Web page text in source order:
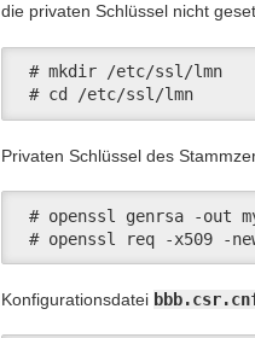
die privaten Schlüssel nicht
# mkdir /etc/ssl/lmn
# cd /etc/ssl/lmn
Privaten Schlüssel des
# openssl genrsa -out
# openssl req -x509 -
Konfigurationsdatei